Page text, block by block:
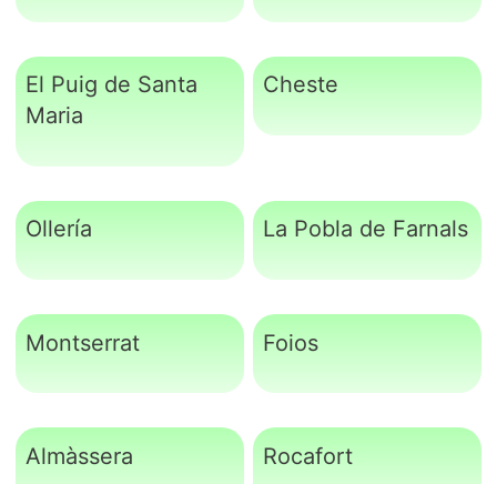
El Puig de Santa
Maria
Cheste
Ollería La Pobla de Farnals
Montserrat Foios
Almàssera Rocafort